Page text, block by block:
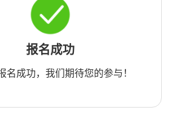
报名成功
名成功，我们期待您的参与！